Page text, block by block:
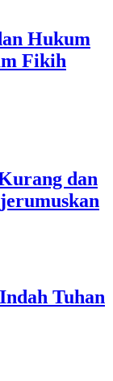
Hukum
Fikih
dan
Tuhan